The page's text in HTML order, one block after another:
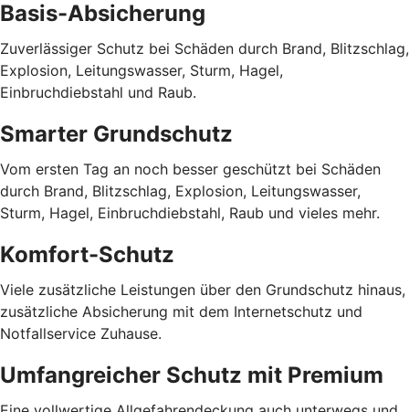
Basis-Absicherung
Zuverlässiger Schutz bei Schäden durch Brand, Blitzschlag,
Explosion, Leitungswasser, Sturm, Hagel,
Einbruchdiebstahl und Raub.
Smarter Grundschutz
Vom ersten Tag an noch besser geschützt bei Schäden
durch Brand, Blitzschlag, Explosion, Leitungswasser,
Sturm, Hagel, Einbruchdiebstahl, Raub und vieles mehr.
Komfort-Schutz
Viele zusätzliche Leistungen über den Grundschutz hinaus,
zusätzliche Absicherung mit dem Internetschutz und
Notfallservice Zuhause.
Umfangreicher Schutz mit Premium